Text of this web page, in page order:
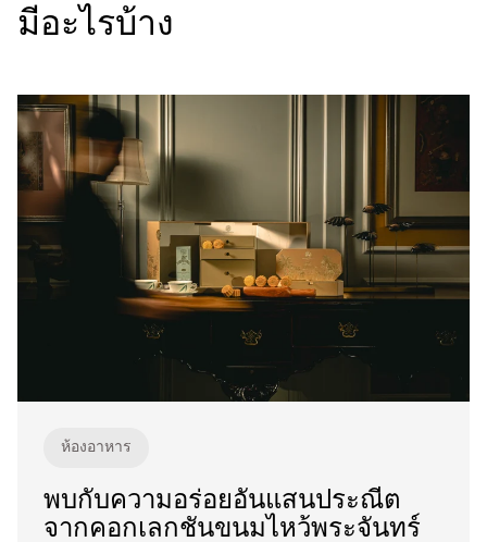
มีอะไรบ้าง
ห้องอาหาร
พบกับความอร่อยอันแสนประณีต
จากคอกเลกชันขนมไหว้พระจันทร์